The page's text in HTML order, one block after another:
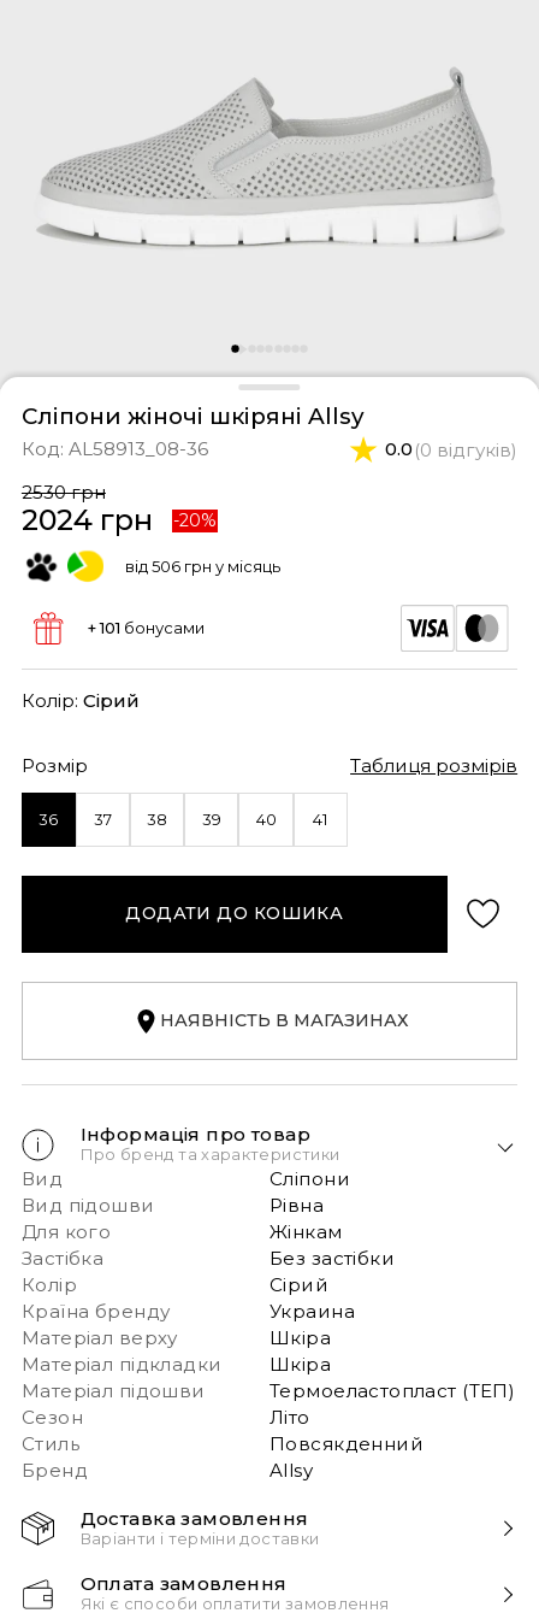
костюми
Сліпони жіночі шкіряні Allsy
Код: AL58913_08-36 0.0 (0 відгуків)
2530 грн
2024 грн -20%
від 506 грн у місяць
+ 101 бонусами
Колір: Сірий
Розмір Таблиця розмірів
36 37 38 39 40 41
ДОДАТИ ДО КОШИКА
НАЯВНІСТЬ В МАГАЗИНАХ
Інформація про товар
Про бренд та характеристики
Вид
Сліпони
Вид підошви
Рівна
Для кого
Жінкам
Застібка
Без застібки
Колір
Сірий
Країна бренду
Украина
Матеріал верху
Шкіра
Матеріал підкладки
Шкіра
Матеріал підошви
Термоеластопласт (ТЕП)
Сезон
Літо
Стиль
Повсякденний
Бренд
Allsy
Доставка замовлення
Варіанти і терміни доставки
моменту замовлення!
Оплата замовлення
Які є способи оплатити замовлення